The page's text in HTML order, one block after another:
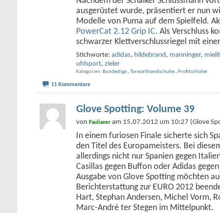
ausgerüstet wurde, präsentiert er nun
Modelle von Puma auf dem Spielfeld.
PowerCat 2.12 Grip IC. Als Verschluss
schwarzer Klettverschlussriegel mit
Stichworte: adidas, hildebrand, manninger,
uhlsport, zieler
Kategorien Bundesliga , Torwarthandschuhe , Profitorhüter
11 Kommentare
Glove Spotting: Volume 39
von Paulianer am 15.07.2012 um 10:27 (Glove
In einem furiosen Finale sicherte sich
den Titel des Europameisters. Bei
allerdings nicht nur Spanien gegen
Casillas gegen Buffon oder Adidas
Ausgabe von Glove Spotting möchten
Berichterstattung zur EURO 2012
Hart, Stephan Andersen, Michel Vorm,
Marc-André ter Stegen im Mittelpunkt.